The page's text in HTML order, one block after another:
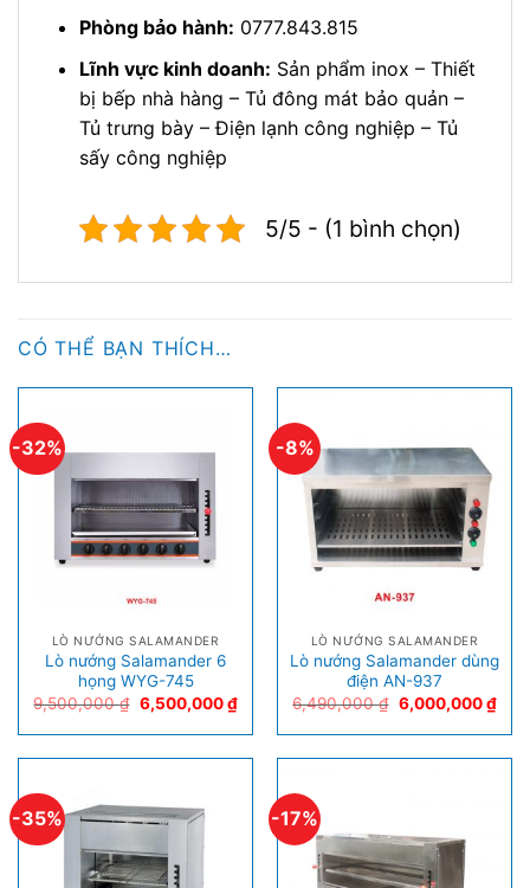
Phòng bảo hành: 0777.843.815
Lĩnh vực kinh doanh: Sản phẩm inox – Thiết
bị bếp nhà hàng – Tủ đông mát bảo quản –
Tủ trưng bày – Điện lạnh công nghiệp – Tủ
sấy công nghiệp
5/5 - (1 bình chọn)
CÓ THỂ BẠN THÍCH…
-32%
LÒ NƯỚNG SALAMANDER
Lò nướng Salamander 6
họng WYG-745
9,500,000₫ 6,500,000₫
-8%
LÒ NƯỚNG SALAMANDER
Lò nướng Salamander dùng
điện AN-937
6,490,000₫ 6,000,000₫
-35% -17%